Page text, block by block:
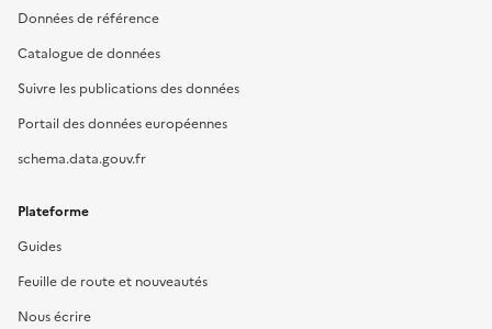
Données de référence
Catalogue de données
Suivre les publications des données
Portail des données européennes
schema.data.gouv.fr
Plateforme
Guides
Feuille de route et nouveautés
Nous écrire